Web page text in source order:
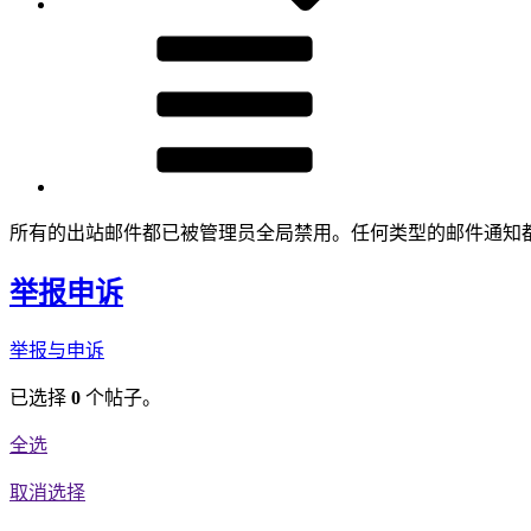
所有的出站邮件都已被管理员全局禁用。任何类型的邮件通知
举报申诉
举报与申诉
已选择 0 个帖子。
全选
取消选择